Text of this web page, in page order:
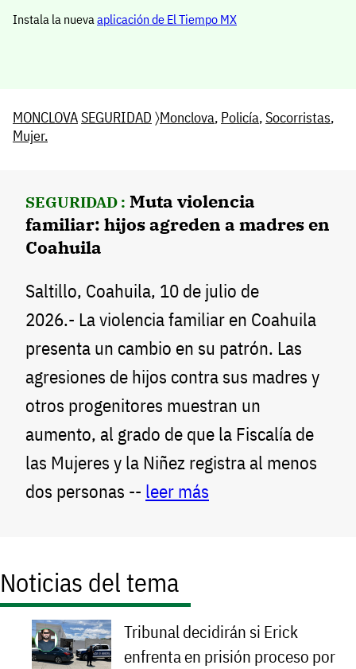
Instala la nueva aplicación de El Tiempo MX
MONCLOVA SEGURIDAD 〉Monclova, Policía, Socorristas,
Mujer.
SEGURIDAD : Muta violencia
familiar: hijos agreden a madres en
Coahuila
Saltillo, Coahuila, 10 de julio de
2026.- La violencia familiar en Coahuila
presenta un cambio en su patrón. Las
agresiones de hijos contra sus madres y
otros progenitores muestran un
aumento, al grado de que la Fiscalía de
las Mujeres y la Niñez registra al menos
dos personas -- leer más
Noticias del tema
Tribunal decidirán si Erick
enfrenta en prisión proceso por